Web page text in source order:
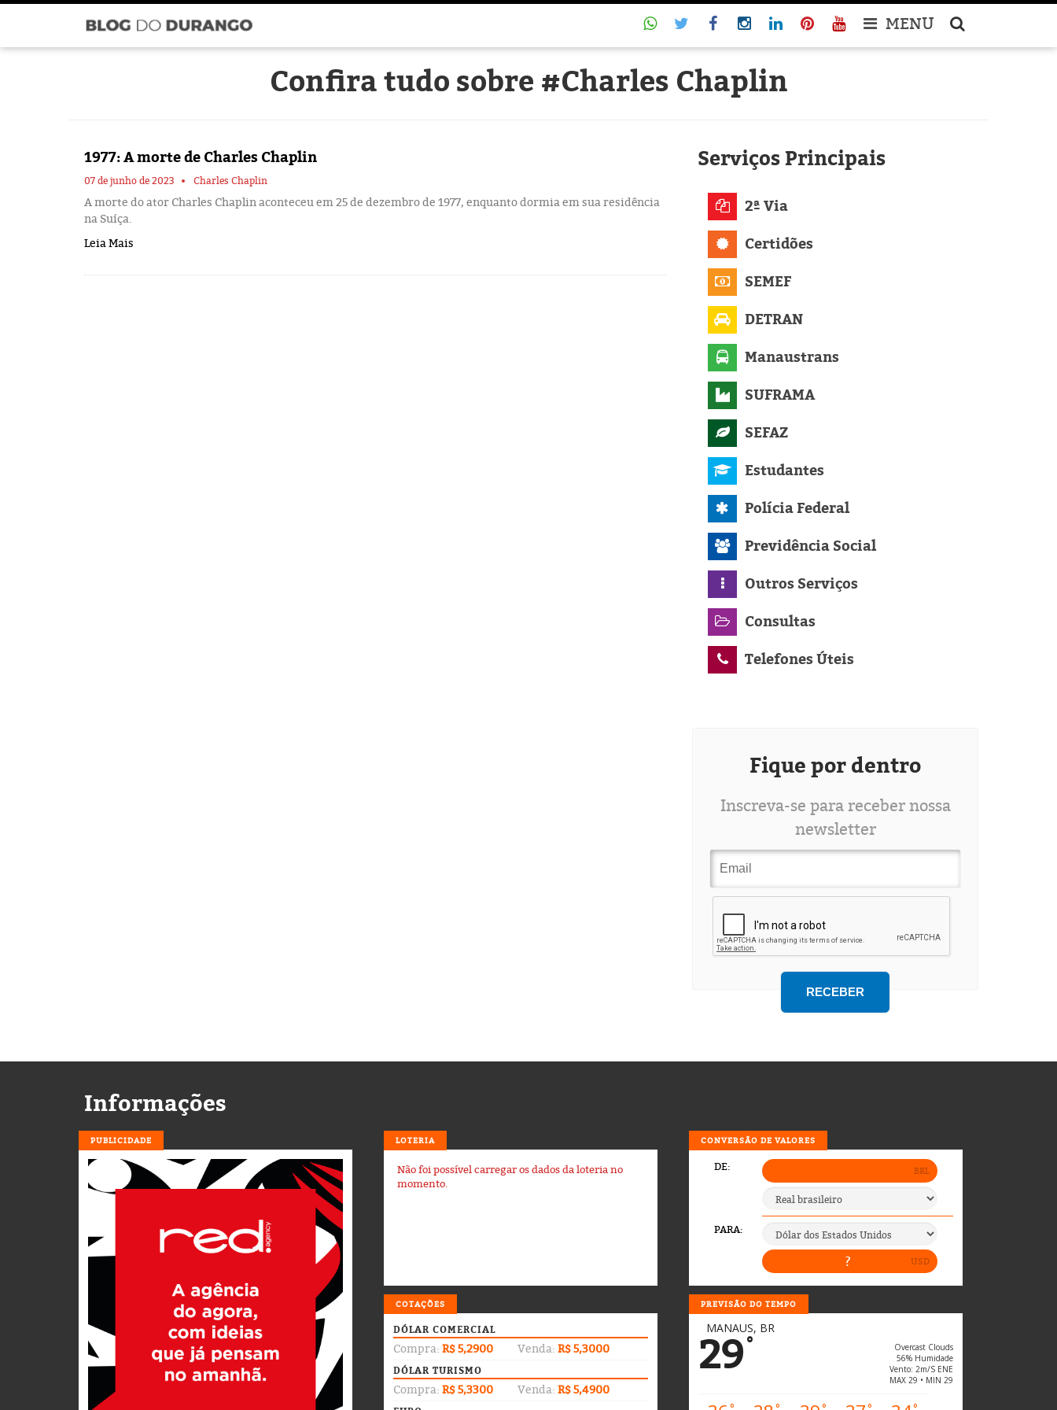
MENU
Confira tudo sobre #Charles Chaplin
1977: A morte de Charles Chaplin
07 de junho de 2023 Charles Chaplin
A morte do ator Charles Chaplin aconteceu em 25 de dezembro de 1977, enquanto dormia em sua residência
na Suíça.
Leia Mais
ServiçosPrincipais
2ª Via
Certidões
SEMEF
DETRAN
Manaustrans
SUFRAMA
SEFAZ
Estudantes
Polícia Federal
Previdência Social
Outros Serviços
Consultas
Telefones Úteis
Fique por dentro
Inscreva-se para receber nossa
newsletter
Informações
PUBLICIDADE LOTERIA
Não foi possível carregar os dados da loteria no
momento.
COTAÇÕES
DÓLAR COMERCIAL
Compra: R$ 5,2900 Venda: R$ 5,3000
DÓLAR TURISMO
Compra: R$ 5,3300 Venda: R$ 5,4900
CONVERSÃO DE VALORES
PREVISÃO DO TEMPO
MANAUS, BR
29°
Overcast Clouds
56% Humidade
Vento: 2m/s ENE
MAX 29 • MIN 29